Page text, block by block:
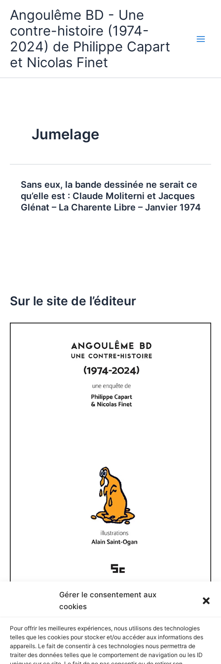
Gérer le consentement aux
cookies
Pour offrir les meilleures expériences, nous utilisons des technologies
telles que les cookies pour stocker et/ou accéder aux informations des
appareils. Le fait de consentir à ces technologies nous permettra de
traiter des données telles que le comportement de navigation ou les ID
contenu
Angoulême BD - Une
contre-histoire (1974-
2024) de Philippe Capart
et Nicolas Finet
Sur le site de l’éditeur
Documents disponibles
D
o
c
u
Jumelage
Sans eux, la bande dessinée ne serait ce
qu’elle est : Claude Moliterni et Jacques
Glénat – La Charente Libre – Janvier 1974